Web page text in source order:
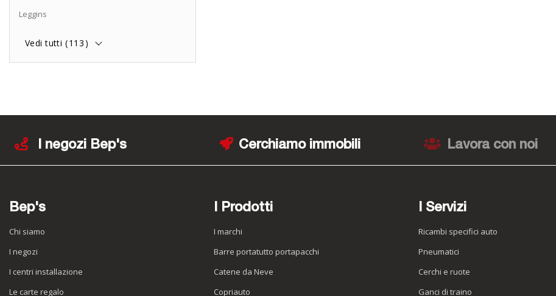
Leggins
Vedi tutti (113 )
I negozi Bep's Cerchiamo immobili Lavora con noi
Bep's
Chi siamo
I negozi
I centri installazione
Le carte regalo
I Prodotti
I marchi
Barre portatutto portapacchi
Catene da Neve
Copriauto
I Servizi
Ricambi specifici auto
Pneumatici
Cerchi e ruote
Ganci di traino